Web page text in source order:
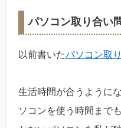
パソコン取り合い
以前書いたパソコン取
生活時間が合うように
ソコンを使う時間まで